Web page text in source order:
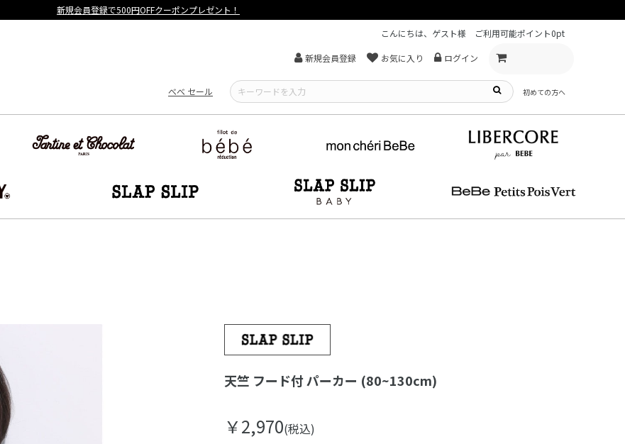
【重要】熊本地震による遅延可能性について
こんにちは、ゲスト様
ご利用可能ポイント0pt
新規会員登録 お気に入り ログイン
べべ セール 初めての方へ
天竺 フード付 パーカー (80~130cm)
￥2,970(税込)